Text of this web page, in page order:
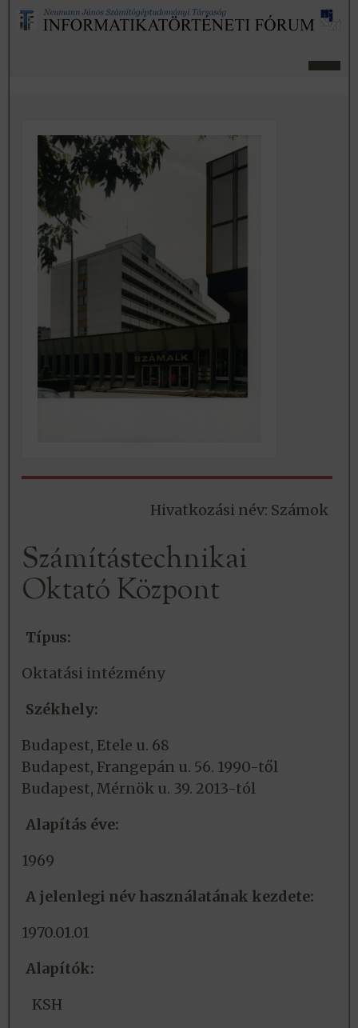
Hivatkozási név: Számok
Számítástechnikai
Oktató Központ
Típus:
Oktatási intézmény
Székhely:
Budapest, Etele u. 68
Budapest, Frangepán u. 56. 1990-től
Budapest, Mérnök u. 39. 2013-tól
Alapítás éve:
1969
A jelenlegi név használatának kezdete:
1970.01.01
Alapítók:
KSH